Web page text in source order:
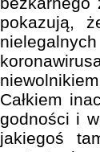
pokazują,
Całkiem
godności i
jakiegoś